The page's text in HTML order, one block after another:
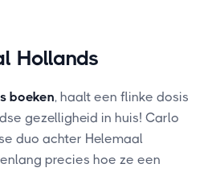
Hollands
boeken, haalt een flinke dosis
gezelligheid in huis! Carlo
duo achter Helemaal
precies hoe ze een